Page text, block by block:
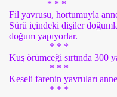
* * *
Fil yavrusu, hortumuyla
Sürü içindeki dişiler
doğum yapıyorlar.
* * *
Kuş örümceği sırtında 300
* * *
Keseli farenin yavruları
* * *